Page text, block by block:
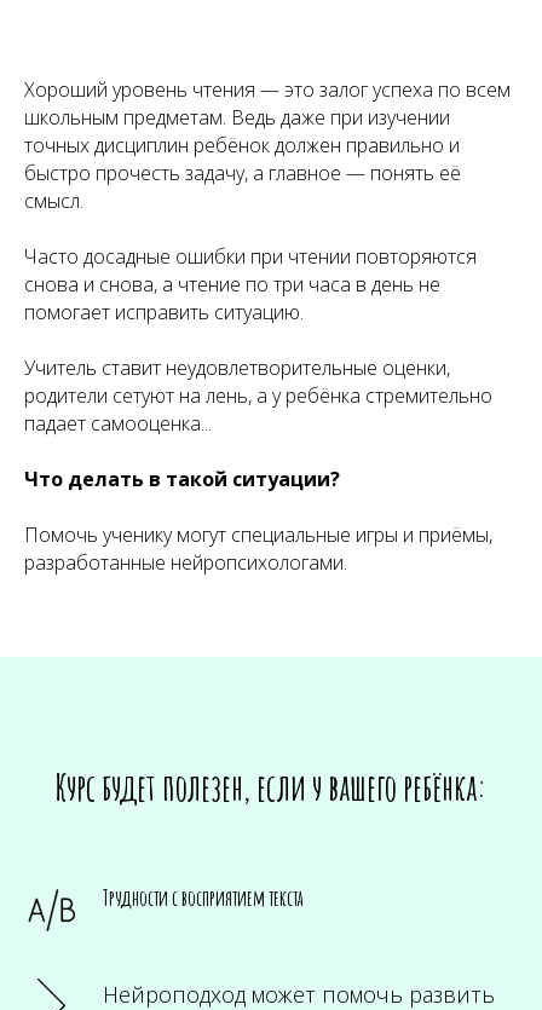
Хороший уровень чтения — это залог успеха по всем
школьным предметам. Ведь даже при изучении
точных дисциплин ребёнок должен правильно и
быстро прочесть задачу, а главное — понять её
смысл.
Часто досадные ошибки при чтении повторяются
снова и снова, а чтение по три часа в день не
помогает исправить ситуацию.
Учитель ставит неудовлетворительные оценки,
родители сетуют на лень, а у ребёнка стремительно
падает самооценка...
Что делать в такой ситуации?
Помочь ученику могут специальные игры и приёмы,
разработанные нейропсихологами.
Курс будет полезен, если у вашего ребёнка:
Трудности с восприятием текста
Нейроподход может помочь развить